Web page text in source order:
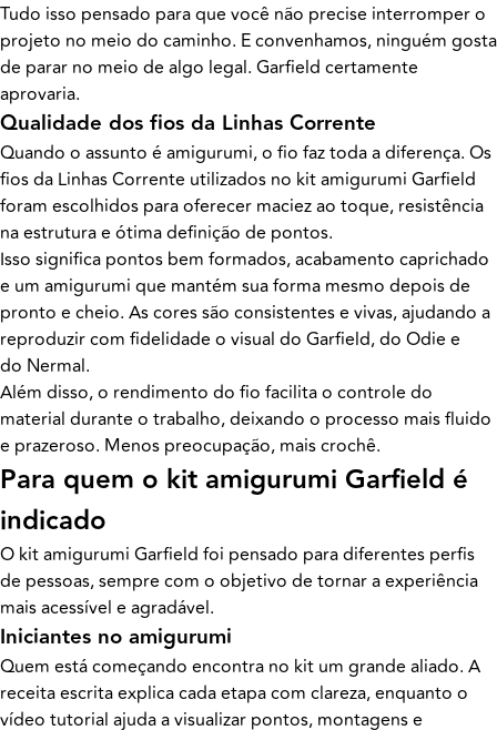
Tudo isso pensado para que você não precise interromper o
projeto no meio do caminho. E convenhamos, ninguém gosta
de parar no meio de algo legal. Garfield certamente
aprovaria.
Qualidade dos fios da Linhas Corrente
Quando o assunto é amigurumi, o fio faz toda a diferença. Os
fios da Linhas Corrente utilizados no kit amigurumi Garfield
foram escolhidos para oferecer maciez ao toque, resistência
na estrutura e ótima definição de pontos.
Isso significa pontos bem formados, acabamento caprichado
e um amigurumi que mantém sua forma mesmo depois de
pronto e cheio. As cores são consistentes e vivas, ajudando a
reproduzir com fidelidade o visual do Garfield, do Odie e
do Nermal.
Além disso, o rendimento do fio facilita o controle do
material durante o trabalho, deixando o processo mais fluido
e prazeroso. Menos preocupação, mais crochê.
Para quem o kit amigurumi Garfield é
indicado
O kit amigurumi Garfield foi pensado para diferentes perfis
de pessoas, sempre com o objetivo de tornar a experiência
mais acessível e agradável.
Iniciantes no amigurumi
Quem está começando encontra no kit um grande aliado. A
receita escrita explica cada etapa com clareza, enquanto o
vídeo tutorial ajuda a visualizar pontos, montagens e